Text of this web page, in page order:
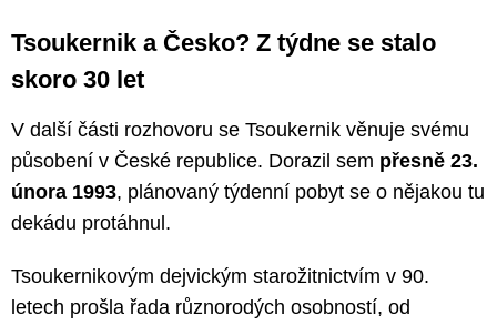
Tsoukernik a Česko? Z týdne se stalo
skoro 30 let
V další části rozhovoru se Tsoukernik věnuje svému
působení v České republice. Dorazil sem přesně 23.
února 1993, plánovaný týdenní pobyt se o nějakou tu
dekádu protáhnul.
Tsoukernikovým dejvickým starožitnictvím v 90.
letech prošla řada různorodých osobností, od